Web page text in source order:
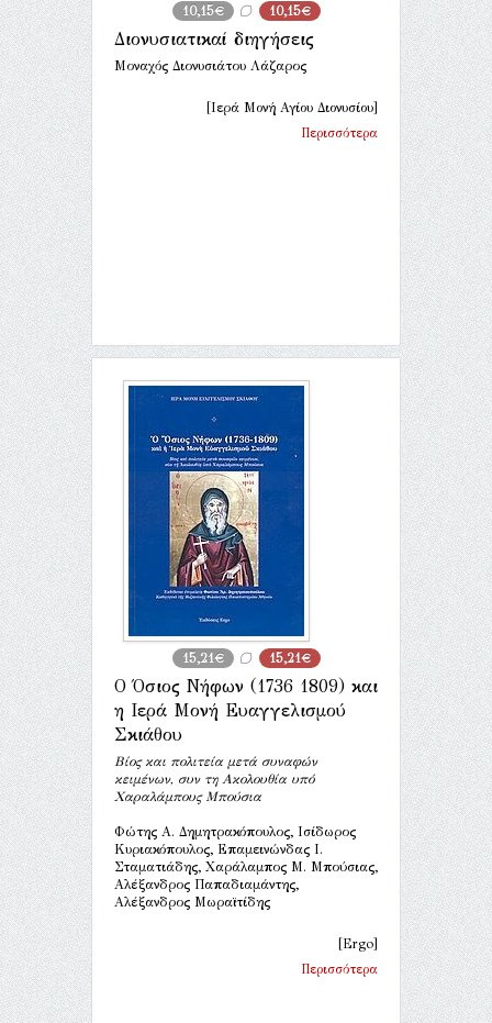
10,15€ 10,15€
Διονυσιατικαί διηγήσεις
Μοναχός Διονυσιάτου Λάζαρος
[Ιερά Μονή Αγίου Διονυσίου]
Περισσότερα
15,21€ 15,21€
Ο Όσιος Νήφων (1736 1809) και
η Ιερά Μονή Ευαγγελισμού
Σκιάθου
Βίος και πολιτεία μετά συναφών
κειμένων, συν τη Ακολουθία υπό
Χαραλάμπους Μπούσια
Φώτης Α. Δημητρακόπουλος, Ισίδωρος
Κυριακόπουλος, Επαμεινώνδας Ι.
Σταματιάδης, Χαράλαμπος Μ. Μπούσιας,
Αλέξανδρος Παπαδιαμάντης,
Αλέξανδρος Μωραϊτίδης
[Ergo]
Περισσότερα